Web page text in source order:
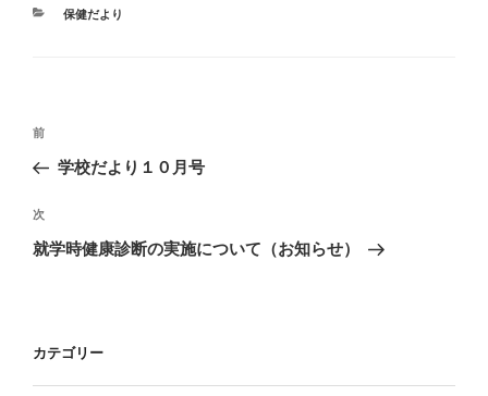
カ
保健だより
投
ナ
ビ
ゲ
ン
前
の
稿
前
学校だより１０月号
次
の
次
就学時健康診断の実施について（お知らせ）
カテゴリー